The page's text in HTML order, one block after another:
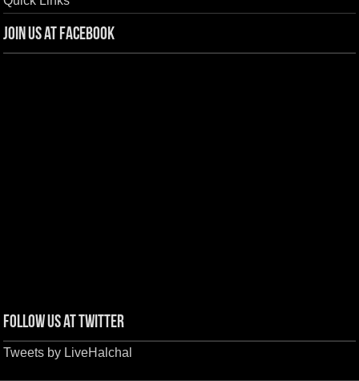
Join us at Facebook
Follow us at Twitter
Tweets by LiveHalchal